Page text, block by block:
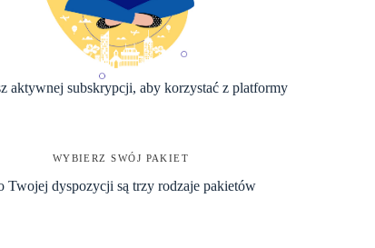
aktywnej subskrypcji, aby korzystać z platformy
WYBIERZ SWÓJ PAKIET
Twojej dyspozycji są trzy rodzaje pakietów